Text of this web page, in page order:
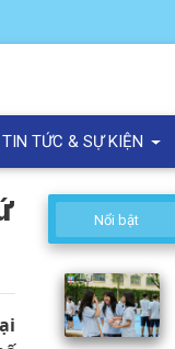
TIN TỨC & SỰ KIỆN
Nổi bật